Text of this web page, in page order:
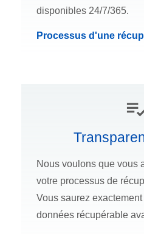
disponibles 24/7/365.
Processus d'une
Nous voulons que vous
votre processus de
Vous saurez
données récupérable